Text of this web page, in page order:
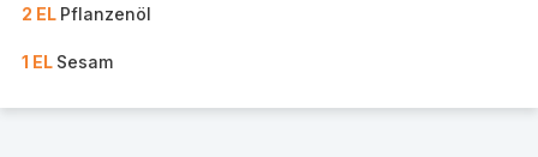
2 EL Pflanzenöl
1 EL Sesam